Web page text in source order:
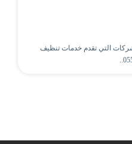
التي تقدم خدمات تنظيف